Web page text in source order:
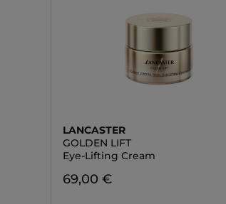
LANCASTER
GOLDEN LIFT
Eye-Lifting Cream
69,00 €